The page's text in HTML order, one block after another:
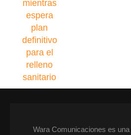
Wara Comunicaciones es una